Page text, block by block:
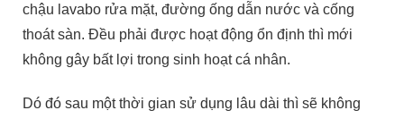
chậu lavabo rửa mặt, đường ống dẫn nước và cống
thoát sàn. Đều phải được hoạt động ổn định thì mới
không gây bất lợi trong sinh hoạt cá nhân.
Dó đó sau một thời gian sử dụng lâu dài thì sẽ không